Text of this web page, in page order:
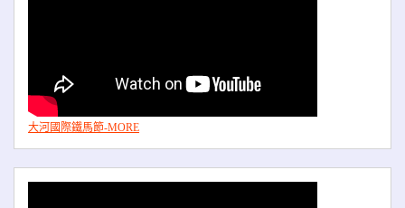
大河國際鐵馬節-MORE